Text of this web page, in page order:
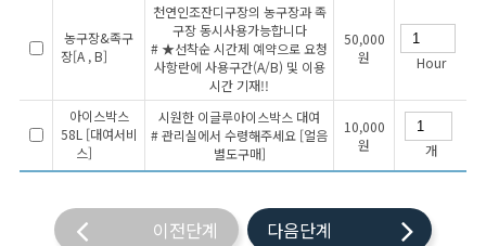
농구장&족구
장[A , B]
천연인조잔디구장의 농구장과 족
구장 동시사용가능합니다
# ★선착순 시간제 예약으로 요청
사항란에 사용구간(A/B) 및 이용
시간 기재!!
50,000
원
Hour
아이스박스
58L [대여서비
스]
시원한 이글루아이스박스 대여
# 관리실에서 수령해주세요 [얼음
별도구매]
10,000
원
개
이전단계 다음단계